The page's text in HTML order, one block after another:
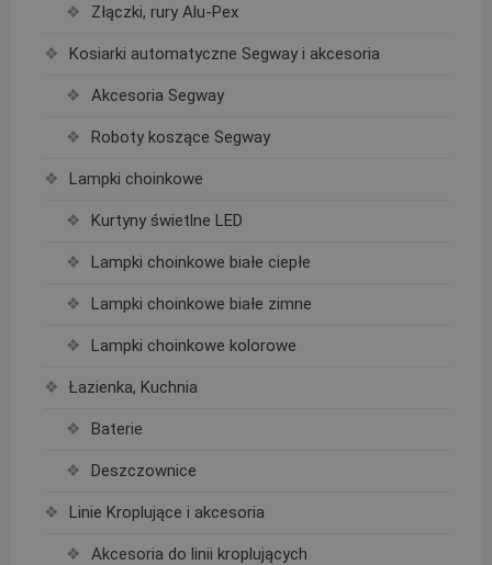
Złączki, rury Alu-Pex
Kosiarki automatyczne Segway i akcesoria
Akcesoria Segway
Roboty koszące Segway
Lampki choinkowe
Kurtyny świetlne LED
Lampki choinkowe białe ciepłe
Lampki choinkowe białe zimne
Lampki choinkowe kolorowe
Łazienka, Kuchnia
Baterie
Deszczownice
Linie Kroplujące i akcesoria
Akcesoria do linii kroplujących